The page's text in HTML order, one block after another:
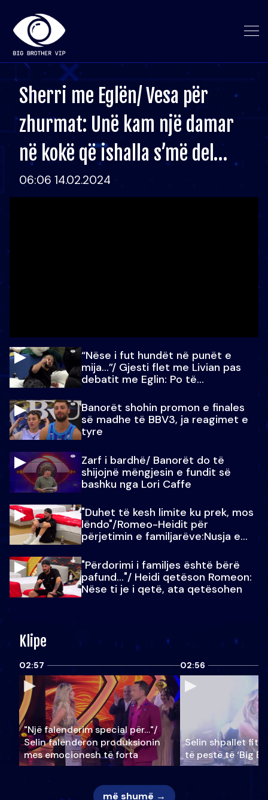
Sherri me Eglën/ Vesa për
zhurmat: Unë kam një damar
në kokë që ishalla s’më del…
06:06 14.02.2024
“Nëse i fut hundët në punët e
mija…”/ Gjesti flet me Livian pas
debatit me Eglin: Po të
Banorët shohin promon e finales
së madhe të BBV3, ja reagimet e
tyre
Zarf i bardhë/ Banorët do të
shijojnë mëngjesin e fundit së
bashku nga Lori Caffe
"Duhet të kesh limite ku prek, mos
lëndo"/Romeo-Heidit për
përjetimin e familjarëve:Nusja e
"Përdorimi i familjes është bërë
pafund…"/ Heidi qetëson Romeon:
Nëse ti je i qetë, ata qetësohen
Klipe
02:57
"Një falenderim special për…"/
Selin falënderon produksionin
mes emocionesh të forta
02:56
Selin shpallet
të pestë të ‘Big
më shumë →